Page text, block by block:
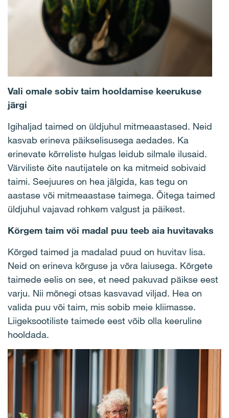
Vali omale sobiv taim hooldamise keerukuse
järgi
Igihaljad taimed on üldjuhul mitmeaastased. Neid
kasvab erineva päikselisusega aedades. Ka
erinevate kõrreliste hulgas leidub silmale ilusaid.
Värviliste õite nautijatele on ka mitmeid sobivaid
taimi. Seejuures on hea jälgida, kas tegu on
aastase või mitmeaastase taimega. Õitega taimed
üldjuhul vajavad rohkem valgust ja päikest.
Kõrgem taim või madal puu teeb aia huvitavaks
Kõrged taimed ja madalad puud on huvitav lisa.
Neid on erineva kõrguse ja võra laiusega. Kõrgete
taimede eelis on see, et need pakuvad päikse eest
varju. Nii mõnegi otsas kasvavad viljad. Hea on
valida puu või taim, mis sobib meie kliimasse.
Liigeksootiliste taimede eest võib olla keeruline
hooldada.